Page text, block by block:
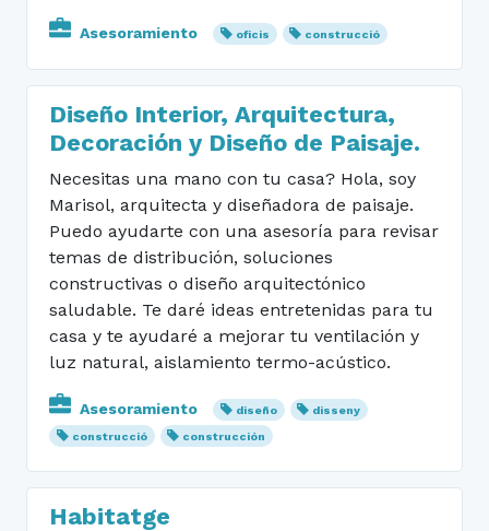
Asesoramiento oficis construcció
Diseño Interior, Arquitectura,
Decoración y Diseño de Paisaje.
Necesitas una mano con tu casa? Hola, soy
Marisol, arquitecta y diseñadora de paisaje.
Puedo ayudarte con una asesoría para revisar
temas de distribución, soluciones
constructivas o diseño arquitectónico
saludable. Te daré ideas entretenidas para tu
casa y te ayudaré a mejorar tu ventilación y
luz natural, aislamiento termo-acústico.
Asesoramiento diseño
disseny
construcció
construcción
Habitatge